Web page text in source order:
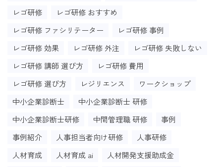
レゴ研修
レゴ研修 おすすめ
レゴ研修 ファシリテーター
レゴ研修 事例
レゴ研修 効果
レゴ研修 外注
レゴ研修 失敗しない
レゴ研修 講師 選び方
レゴ研修 費用
レゴ研修 選び方
レジリエンス
ワークショップ
中小企業診断士
中小企業診断士 研修
中小企業診断士研修
中間管理職 研修
事例
事例紹介
人事担当者向け研修
人事研修
人材育成
人材育成 ai
人材開発支援助成金